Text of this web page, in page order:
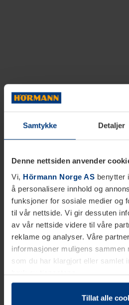
Samtykke Detaljer
Denne nettsiden anvender
Vi, Hörmann Norge AS benytter
å personalisere innhold og
funksjoner for sosiale medier og
til vår nettside. Vi gir dessuten
av vår nettside videre til våre
reklame og analyser. Våre
informasjoner muligens sammen
som du har klargjort eller samlet
bruk av tjenestene.
Etter loven kan vi lagre
datamaskin, hvis disse er
Tillat alle